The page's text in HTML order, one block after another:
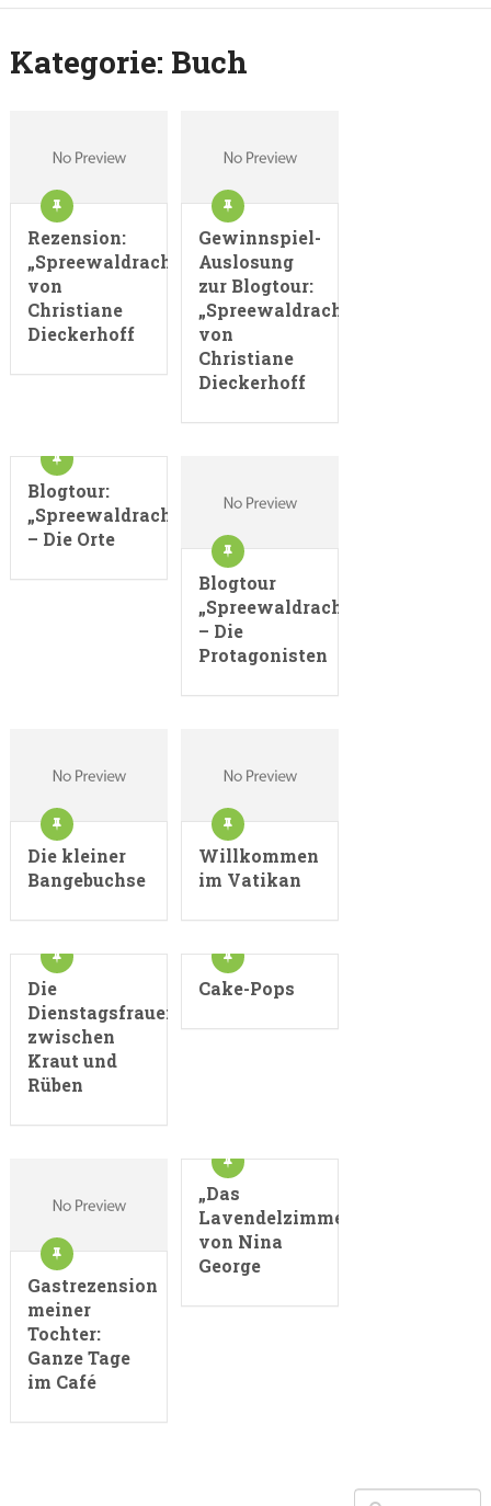
Kategorie: Buch
Rezension:
„Spreewaldrache“
von
Christiane
Dieckerhoff
Gewinnspiel-
Auslosung
zur Blogtour:
„Spreewaldrache“
von
Christiane
Dieckerhoff
Blogtour:
„Spreewaldrache“
– Die Orte
Blogtour
„Spreewaldrache“
– Die
Protagonisten
Die kleiner
Bangebuchse
Willkommen
im Vatikan
Die
Dienstagsfrauen
zwischen
Kraut und
Rüben
Cake-Pops
Gastrezension
meiner
Tochter:
Ganze Tage
im Café
„Das
Lavendelzimmer“
von Nina
George